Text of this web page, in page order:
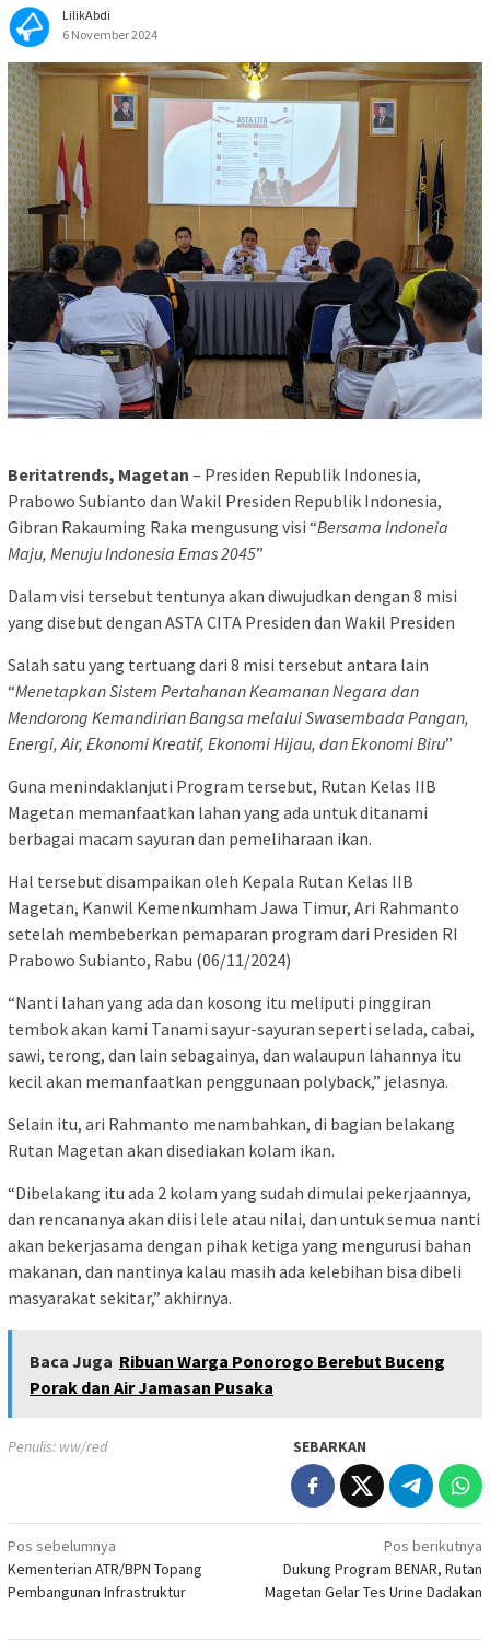
LilikAbdi
6 November 2024
Beritatrends, Magetan – Presiden Republik Indonesia,
Prabowo Subianto dan Wakil Presiden Republik Indonesia,
Gibran Rakauming Raka mengusung visi “Bersama Indoneia
Maju, Menuju Indonesia Emas 2045”
Dalam visi tersebut tentunya akan diwujudkan dengan 8 misi
yang disebut dengan ASTA CITA Presiden dan Wakil Presiden
Salah satu yang tertuang dari 8 misi tersebut antara lain
“Menetapkan Sistem Pertahanan Keamanan Negara dan
Mendorong Kemandirian Bangsa melalui Swasembada Pangan,
Energi, Air, Ekonomi Kreatif, Ekonomi Hijau, dan Ekonomi Biru”
Guna menindaklanjuti Program tersebut, Rutan Kelas IIB
Magetan memanfaatkan lahan yang ada untuk ditanami
berbagai macam sayuran dan pemeliharaan ikan.
Hal tersebut disampaikan oleh Kepala Rutan Kelas IIB
Magetan, Kanwil Kemenkumham Jawa Timur, Ari Rahmanto
setelah membeberkan pemaparan program dari Presiden RI
Prabowo Subianto, Rabu (06/11/2024)
“Nanti lahan yang ada dan kosong itu meliputi pinggiran
tembok akan kami Tanami sayur-sayuran seperti selada, cabai,
sawi, terong, dan lain sebagainya, dan walaupun lahannya itu
kecil akan memanfaatkan penggunaan polyback,” jelasnya.
Selain itu, ari Rahmanto menambahkan, di bagian belakang
Rutan Magetan akan disediakan kolam ikan.
“Dibelakang itu ada 2 kolam yang sudah dimulai pekerjaannya,
dan rencananya akan diisi lele atau nilai, dan untuk semua nanti
akan bekerjasama dengan pihak ketiga yang mengurusi bahan
makanan, dan nantinya kalau masih ada kelebihan bisa dibeli
masyarakat sekitar,” akhirnya.
Baca Juga Ribuan Warga Ponorogo Berebut Buceng
Porak dan Air Jamasan Pusaka
Penulis: ww/red SEBARKAN
Navigasi
pos
Pos sebelumnya
Kementerian ATR/BPN Topang
Pembangunan Infrastruktur
Pos berikutnya
Dukung Program BENAR, Rutan
Magetan Gelar Tes Urine Dadakan